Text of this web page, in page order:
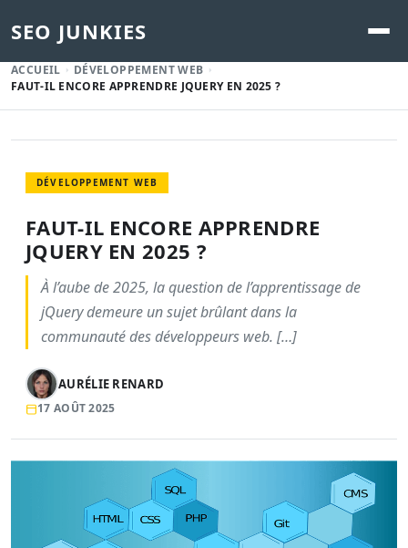
SEO JUNKIES
ACCUEIL
DÉVELOPPEMENT WEB
FAUT-IL ENCORE APPRENDRE JQUERY EN 2025 ?
DÉVELOPPEMENT WEB
FAUT-IL ENCORE APPRENDRE
JQUERY EN 2025 ?
À l’aube de 2025, la question de l’apprentissage de
jQuery demeure un sujet brûlant dans la
communauté des développeurs web. […]
AURÉLIE RENARD
17 AOÛT 2025